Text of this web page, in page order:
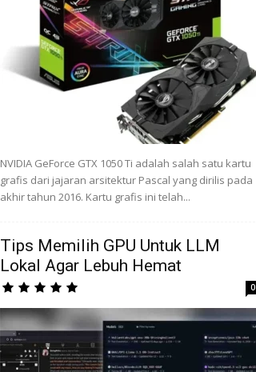
NVIDIA GeForce GTX 1050 Ti adalah salah satu kartu
grafis dari jajaran arsitektur Pascal yang dirilis pada
akhir tahun 2016. Kartu grafis ini telah...
Tips Memilih GPU Untuk LLM
Lokal Agar Lebuh Hemat
0